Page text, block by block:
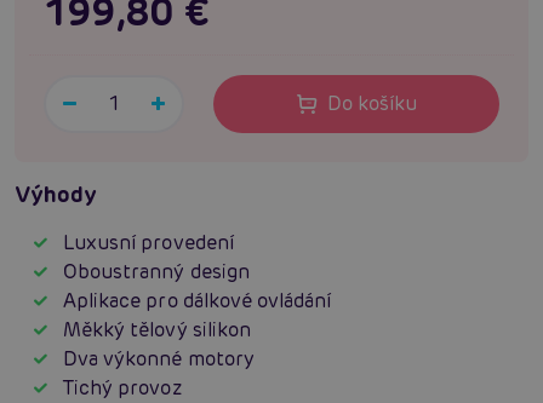
199,80 €
Do košíku
Výhody
Luxusní provedení
Oboustranný design
Aplikace pro dálkové ovládání
Měkký tělový silikon
Dva výkonné motory
Tichý provoz